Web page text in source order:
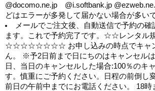
@docomo.ne.jp @i.softbank.jp
どはエラーが多発して届かない場合が多いで
メールでご注文後、自動送信で予約の
ます。これで予約完了です。☆☆レンタル
☆☆☆☆☆☆☆☆ お申し込みの時点でキャン
ん。 ※予2日前まで日にちのはキャンセル
日、当日のキャンセルした場合:100％のキ
す。慎重にご予約ください。日程の前倒し
前日の午前中までにお電話ください。 18時